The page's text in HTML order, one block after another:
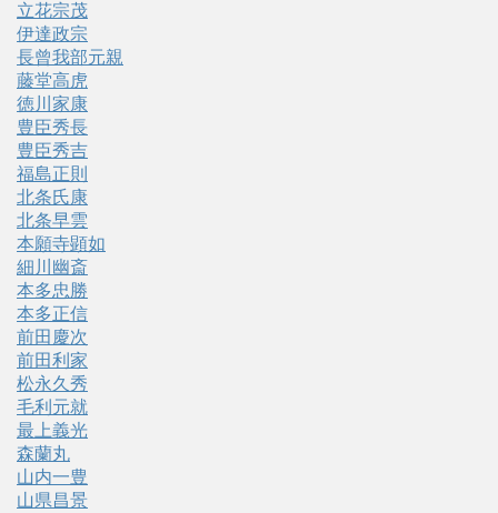
立花宗茂
伊達政宗
長曾我部元親
藤堂高虎
徳川家康
豊臣秀長
豊臣秀吉
福島正則
北条氏康
北条早雲
本願寺顕如
細川幽斎
本多忠勝
本多正信
前田慶次
前田利家
松永久秀
毛利元就
最上義光
森蘭丸
山内一豊
山県昌景